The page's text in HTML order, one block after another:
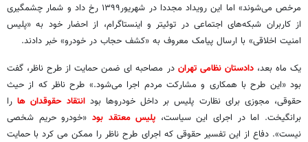
مرخص می‌شوند» اما این رویداد مجددا در شهریور۱۳۹۹ رخ داد و شمار چشمگیری
از کاربران شبکه‌های اجتماعی در توئیتر و اینستاگرام، از احضار خود به «پلیس
امنیت اخلاقی» با ارسال پیامک معروف به «کشف حجاب در خودرو» خبر دادند.
یک ماه بعد،دادستان نظامی تهران در مصاحبه ای ضمن حمایت از طرح ناظر، گفت
بود «این طرح با همکاری و مشارکت مردم اجرا می‌شود.» طرح ناظر که از حیث
حقوقی، مجوزی برای نظارت پلیس بر داخل خودروها بود انتقاد حقوقدان هارا
برانگیخت. اما در اجرای این سیاست، پلیس معتقد بود «خودرو حریم شخصی
نیست». دفاع از این تفسیر حقوقی که اجرای طرح ناظر را ممکن می کرد با حمایت